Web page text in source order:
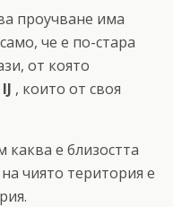
проучване има
че е по-стара
от която
IJ , които от своя
е близостта
чиято територия е